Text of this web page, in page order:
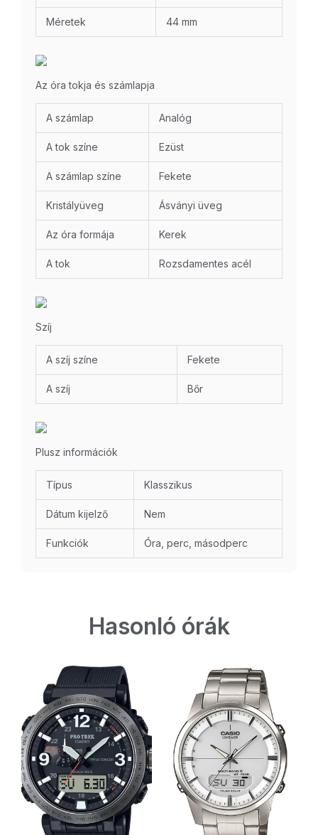
Méretek 44 mm
Az óra tokja és számlapja
A számlap Analóg
A tok színe Ezüst
A számlap színe Fekete
Kristályüveg Ásványi üveg
Az óra formája Kerek
A tok Rozsdamentes acél
Szíj
A szíj színe Fekete
A szíj Bőr
Plusz információk
Típus Klasszikus
Dátum kijelző Nem
Funkciók Óra, perc, másodperc
Hasonló órák